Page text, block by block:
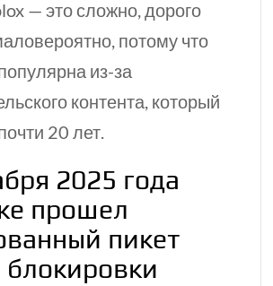
— это сложно, дорого
потому что
из-за
контента, который
20 лет.
2025 года
прошел
пикет
блокировки